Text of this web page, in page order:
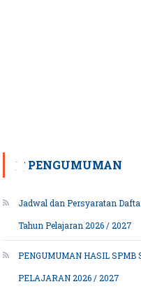
PENGUMUMAN
Jadwal dan Persyaratan
Tahun Pelajaran 2026 / 2027
PENGUMUMAN HASIL SPMB
PELAJARAN 2026 / 2027